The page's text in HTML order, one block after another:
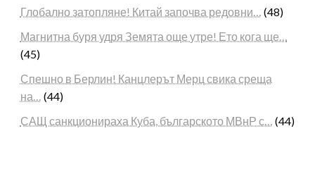
Глобално затопляне! Китай започва редовни… (48)
Магнитна буря удря Земята още утре! Ето кога ще…
(45)
Спешно в Берлин! Канцлерът Мерц свика среща
на… (44)
САЩ санкционираха Куба, българското МВнР с… (44)